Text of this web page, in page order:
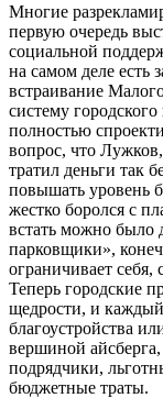
Многие
первую очередь
социальной
на самом деле есть
встраивание
систему
полностью
вопрос, что
тратил деньги так
повышать уровень
жестко боролся с
встать можно было
парковщики»,
ограничивает себя,
Теперь городские
щедрости, и
благоустройства
вершиной
подрядчики,
бюджетные траты.